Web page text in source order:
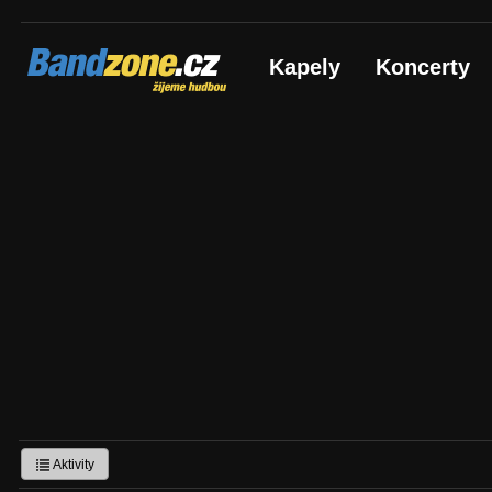
Bandzone.cz
žijeme hudbou Kapely Koncerty
Aktivity